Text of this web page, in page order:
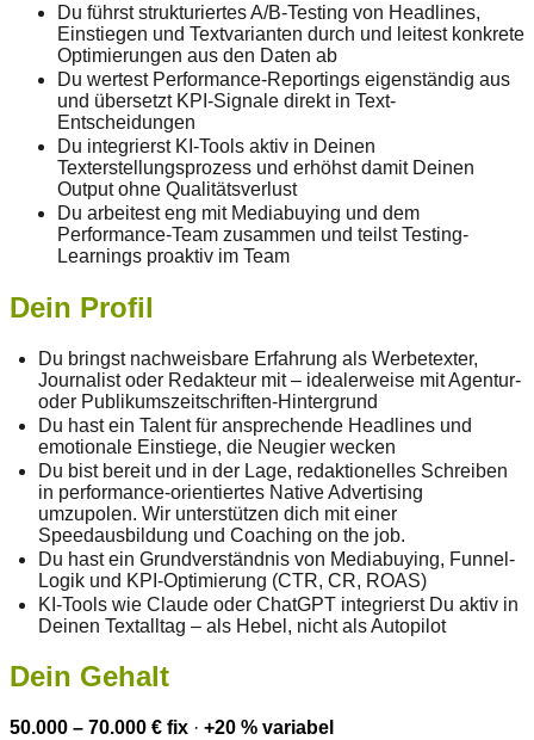
Du führst strukturiertes A/B-Testing von Headlines,
Einstiegen und Textvarianten durch und leitest konkrete
Optimierungen aus den Daten ab
Du wertest Performance-Reportings eigenständig aus
und übersetzt KPI-Signale direkt in Text-
Entscheidungen
Du integrierst KI-Tools aktiv in Deinen
Texterstellungsprozess und erhöhst damit Deinen
Output ohne Qualitätsverlust
Du arbeitest eng mit Mediabuying und dem
Performance-Team zusammen und teilst Testing-
Learnings proaktiv im Team
Dein Profil
Du bringst nachweisbare Erfahrung als Werbetexter,
Journalist oder Redakteur mit – idealerweise mit Agentur-
oder Publikumszeitschriften-Hintergrund
Du hast ein Talent für ansprechende Headlines und
emotionale Einstiege, die Neugier wecken
Du bist bereit und in der Lage, redaktionelles Schreiben
in performance-orientiertes Native Advertising
umzupolen. Wir unterstützen dich mit einer
Speedausbildung und Coaching on the job.
Du hast ein Grundverständnis von Mediabuying, Funnel-
Logik und KPI-Optimierung (CTR, CR, ROAS)
KI-Tools wie Claude oder ChatGPT integrierst Du aktiv in
Deinen Textalltag – als Hebel, nicht als Autopilot
Dein Gehalt
50.000 – 70.000 € fix · +20 % variabel